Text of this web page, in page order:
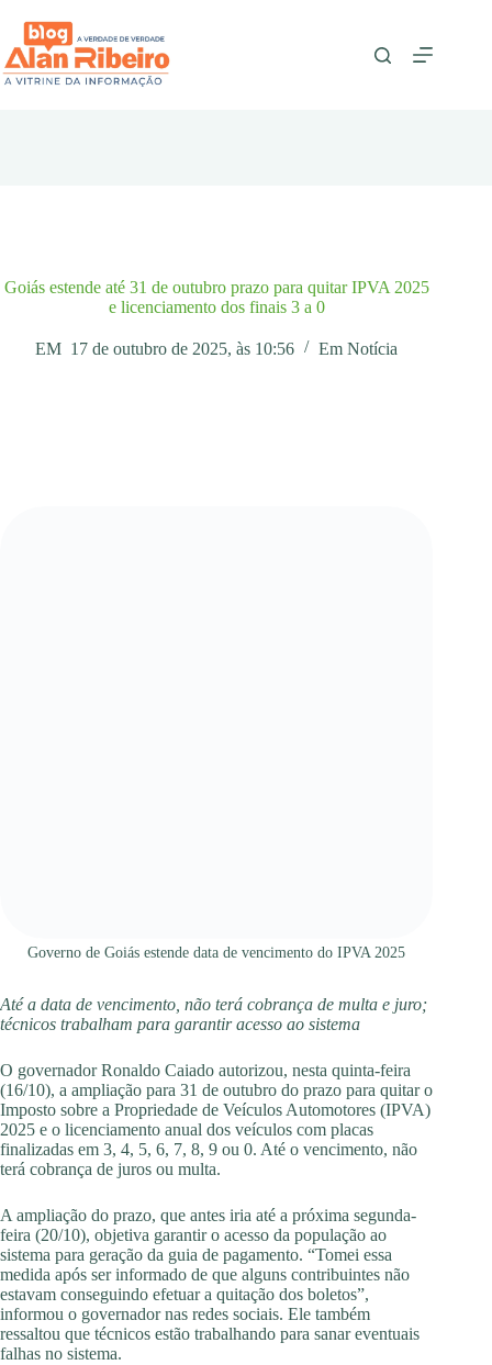
para
conteúdo
Goiás estende até 31 de outubro prazo para quitar IPVA 2025
e licenciamento dos finais 3 a 0
EM 17 de outubro de 2025, às 10:56 Em Notícia
Governo de Goiás estende data de vencimento do IPVA 2025
Até a data de vencimento, não terá cobrança de multa e juro;
técnicos trabalham para garantir acesso ao sistema
O governador Ronaldo Caiado autorizou, nesta quinta-feira
(16/10), a ampliação para 31 de outubro do prazo para quitar o
Imposto sobre a Propriedade de Veículos Automotores (IPVA)
2025 e o licenciamento anual dos veículos com placas
finalizadas em 3, 4, 5, 6, 7, 8, 9 ou 0. Até o vencimento, não
terá cobrança de juros ou multa.
A ampliação do prazo, que antes iria até a próxima segunda-
feira (20/10), objetiva garantir o acesso da população ao
sistema para geração da guia de pagamento. “Tomei essa
medida após ser informado de que alguns contribuintes não
estavam conseguindo efetuar a quitação dos boletos”,
informou o governador nas redes sociais. Ele também
ressaltou que técnicos estão trabalhando para sanar eventuais
falhas no sistema.